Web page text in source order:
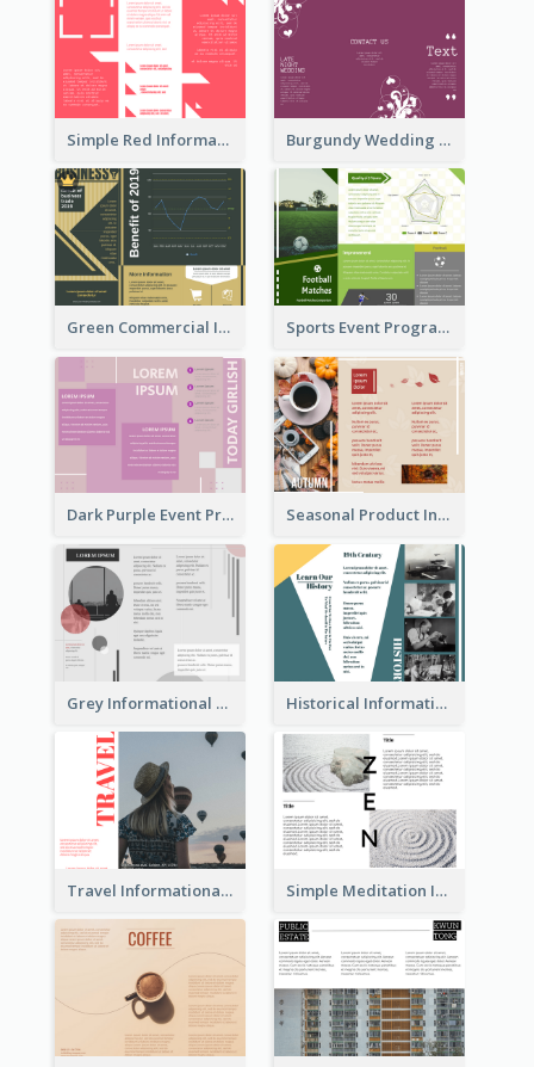
Simple Red Informational Tri Fold Brochure Burgundy Wedding Theme Tri Fold Brochure
Green Commercial Informational Tri Fold Brochure Sports Event Program Informational Tri Fold Brochure
Dark Purple Event Program Tri Fold Brochure Seasonal Product Informational Tri Fold Brochure
Grey Informational Tri Fold Brochure Historical Informational Tri Fold Brochure
Travel Informational Brochure Simple Meditation Informational Brochure